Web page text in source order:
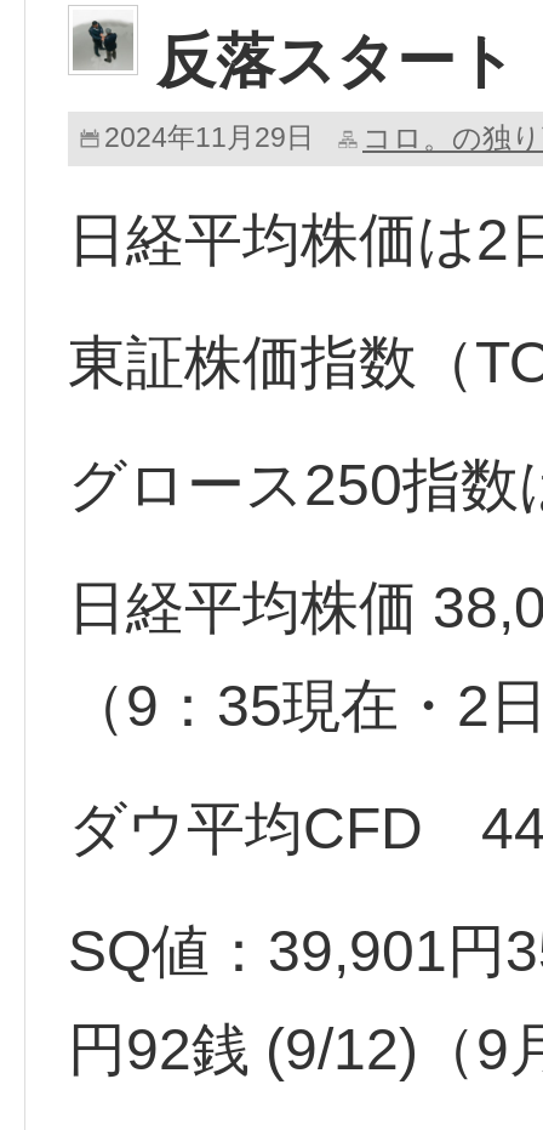
反落スタート
2024年11月29日 コロ。の独
日経平均株価は2
東証株価指数（
グロース250指数
日経平均株価
（9：35現在・2
ダウ平均CFD
SQ値：39,901
円92銭 (9/12)（9